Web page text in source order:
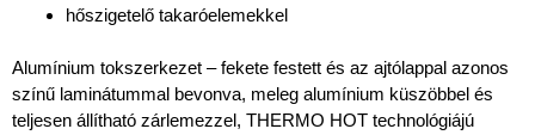
hőszigetelő takaróelemekkel
Alumínium tokszerkezet – fekete festett és az ajtólappal azonos
színű laminátummal bevonva, meleg alumínium küszöbbel és
teljesen állítható zárlemezzel, THERMO HOT technológiájú